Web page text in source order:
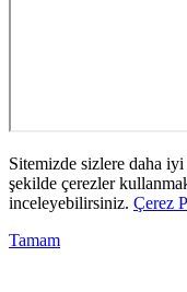
Sitemizde sizlere daha
şekilde çerezler
inceleyebilirsiniz. Çerez
Tamam